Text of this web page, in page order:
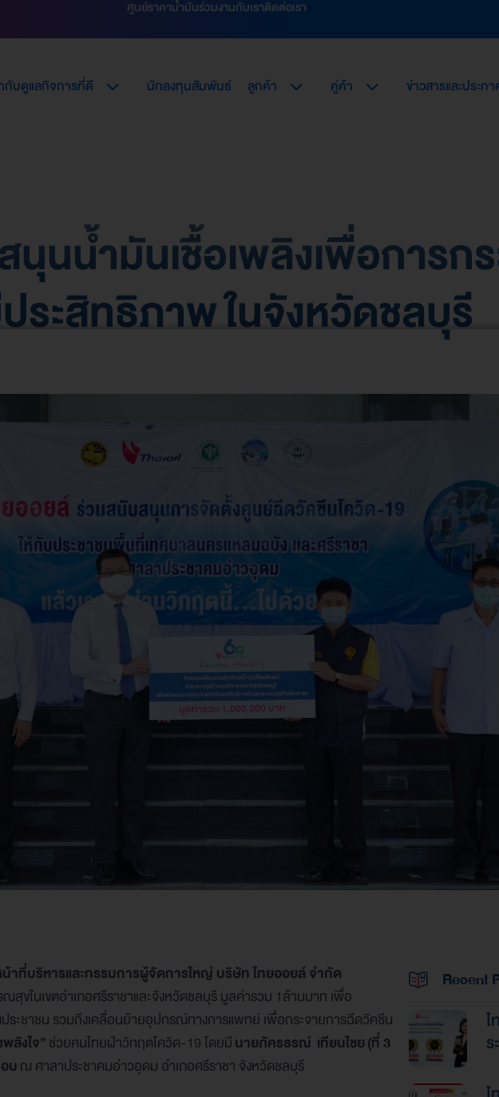
ศูนย์ราคาน้ำมันร่วมงานกับเราติดต่อเรา
กับดูแลกิจการที่ดี นักลงทุนสัมพันธ์ ลูกค้า คู่ค้า ข่าวสารและประก
นน้ำมันเชื้อเพลิงเพื่อการกร
ระสิทธิภาพ ในจังหวัดชลบุรี
าที่บริหารและกรรมการผู้จัดการใหญ่ บริษัท ไทยออยล์ จำกัด
ในเขตอำเภอศรีราชาและจังหวัดชลบุรี มูลค่ารวม 1ล้านบาท เพื่อ
ระชาชน รวมถึงเคลื่อนย้ายอุปกรณ์ทางการแพทย์ เพื่อกระจายการฉีดวัคซีน
ลังใจ”ช่วยคนไทยฝ่าวิกฤตโควิด-19 โดยมีนายภัครธรณ์ เทียนไชย (ที่ 3
บณ ศาลาประชาคมอ่าวอุดม อำเภอศรีราชา จังหวัดชลบุรี
Recent